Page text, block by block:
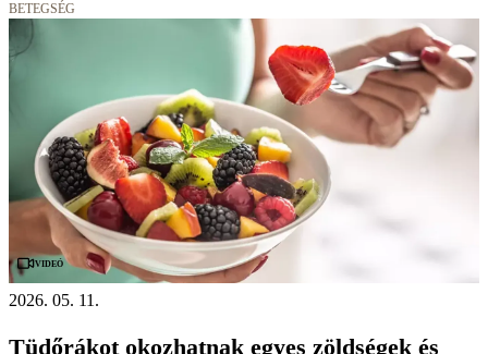
BETEGSÉG
Videó
2026. 05. 11.
Tüdőrákot okozhatnak egyes zöldségek és